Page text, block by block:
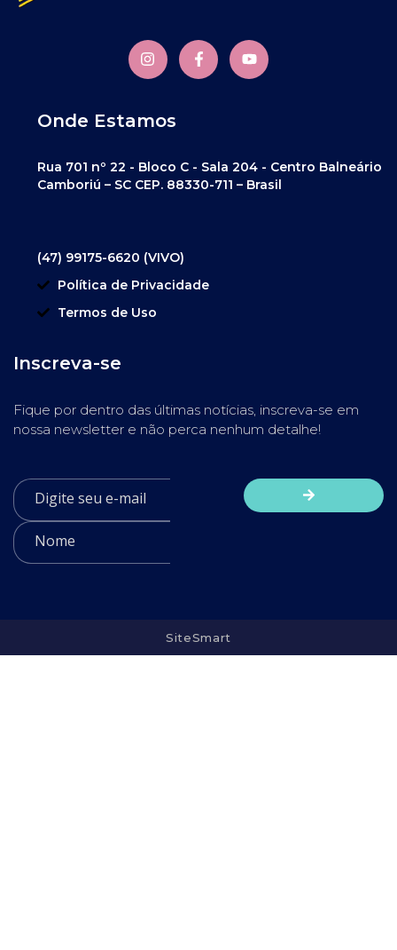
Onde Estamos
Rua 701 nº 22 - Bloco C - Sala 204 - Centro Balneário
Camboriú – SC CEP. 88330-711 – Brasil
(47) 99175-6620 (VIVO)
Política de Privacidade
Termos de Uso
Inscreva-se
Fique por dentro das últimas notícias, inscreva-se em
nossa newsletter e não perca nenhum detalhe!
SiteSmart